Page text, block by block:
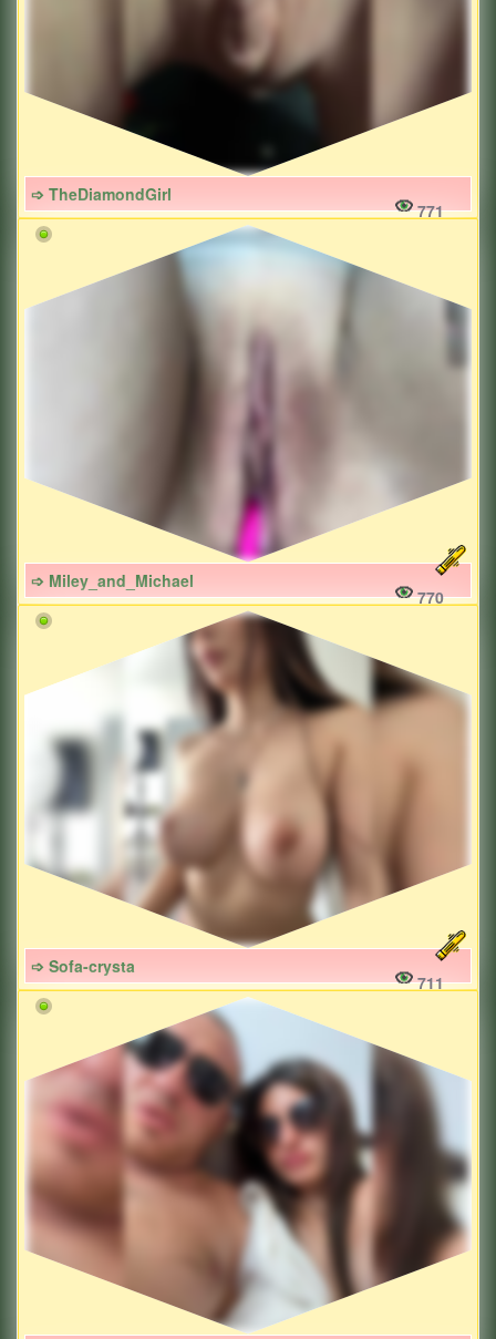
➩ TheDiamondGirl
771
➩ Miley_and_Michael
770
➩ Sofa-crysta
711